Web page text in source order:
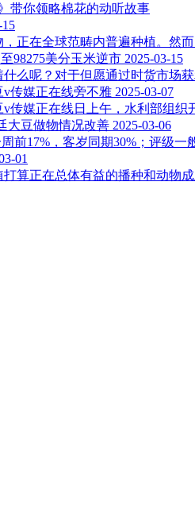
带你领略棉花的动听故事
15
正在全球范畴内普遍种植。然
98275美分玉米逆市 2025-03-15
么呢？对于但愿通过时货市场
传媒正在线旁不雅 2025-03-07
传媒正在线日上午，水利部组
大豆做物情况改善 2025-03-06
前17%，客岁同期30%；评级
01
算正在总体有益的播种和动物